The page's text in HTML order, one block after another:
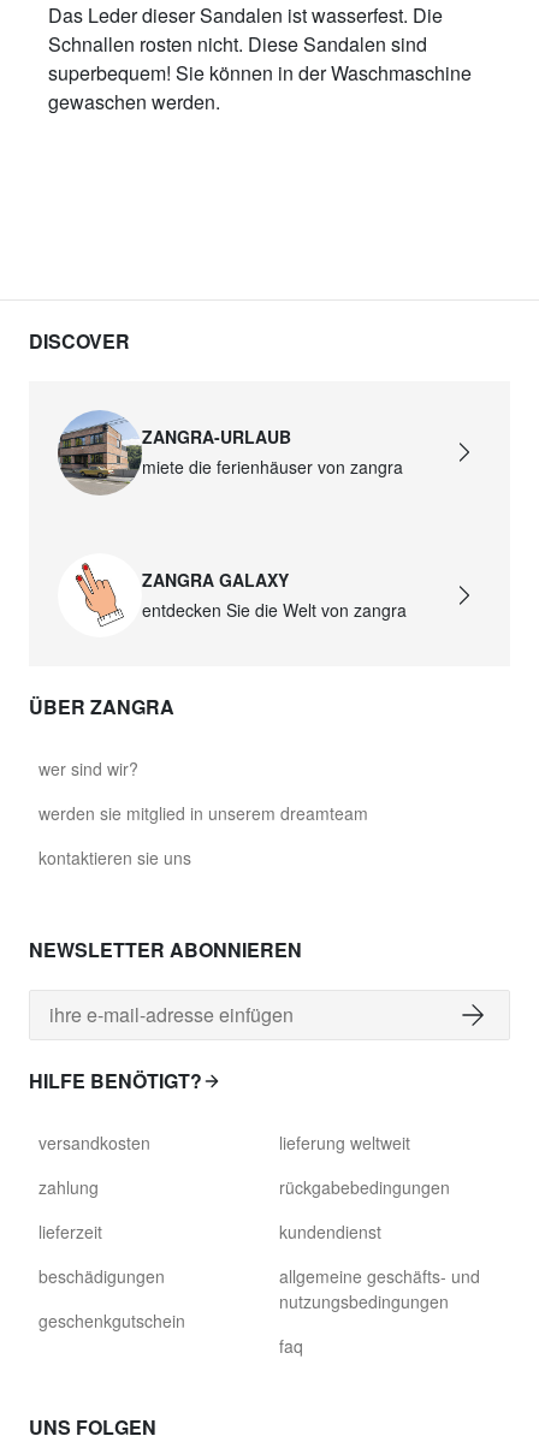
Das Leder dieser Sandalen ist wasserfest. Die
Schnallen rosten nicht. Diese Sandalen sind
superbequem! Sie können in der Waschmaschine
gewaschen werden.
DISCOVER
ZANGRA-URLAUB
miete die ferienhäuser von zangra
ZANGRA GALAXY
entdecken Sie die Welt von zangra
ÜBER ZANGRA
wer sind wir?
werden sie mitglied in unserem dreamteam
kontaktieren sie uns
NEWSLETTER ABONNIEREN
HILFE BENÖTIGT?
versandkosten
zahlung
lieferzeit
beschädigungen
geschenkgutschein
lieferung weltweit
rückgabebedingungen
kundendienst
allgemeine geschäfts- und
nutzungsbedingungen
faq
UNS FOLGEN